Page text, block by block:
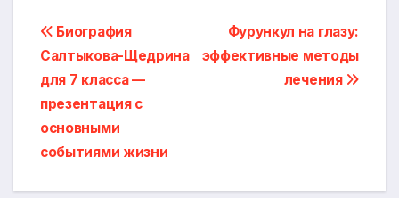
Навигация
по
записям
Фурункул на глазу:
эффективные методы
лечения
Биография
Салтыкова-Щедрина
для 7 класса —
презентация с
основными
событиями жизни